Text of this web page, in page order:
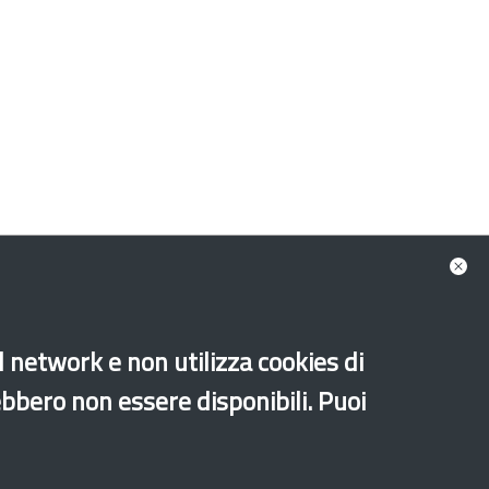
e non utilizza cookies di
non essere disponibili. Puoi
Old website